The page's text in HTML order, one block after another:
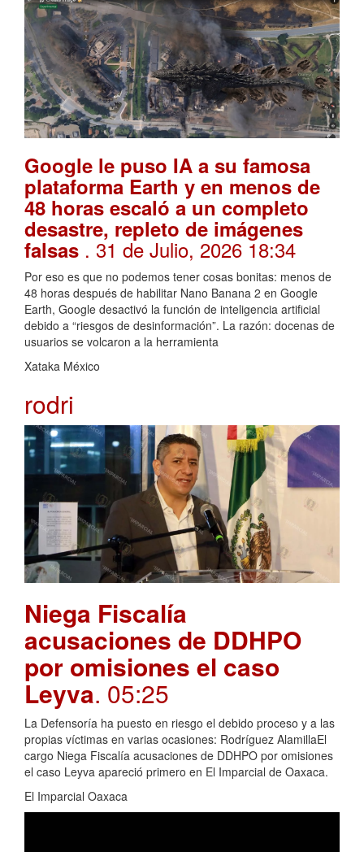
Google le puso IA a su famosa
plataforma Earth y en menos de
48 horas escaló a un completo
desastre, repleto de imágenes
falsas . 31 de Julio, 2026 18:34
Por eso es que no podemos tener cosas bonitas: menos de
48 horas después de habilitar Nano Banana 2 en Google
Earth, Google desactivó la función de inteligencia artificial
debido a “riesgos de desinformación”. La razón: docenas de
usuarios se volcaron a la herramienta
Xataka México
rodri
Niega Fiscalía
acusaciones de DDHPO
por omisiones el caso
Leyva. 05:25
La Defensoría ha puesto en riesgo el debido proceso y a las
propias víctimas en varias ocasiones: Rodríguez AlamillaEl
cargo Niega Fiscalía acusaciones de DDHPO por omisiones
el caso Leyva apareció primero en El Imparcial de Oaxaca.
El Imparcial Oaxaca